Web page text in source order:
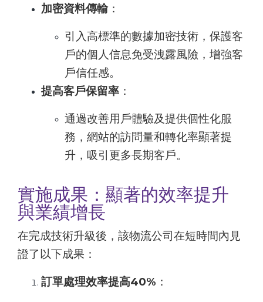
加密資料傳輸：
引入高標準的數據加密技術，保護客
戶的個人信息免受洩露風險，增強客
戶信任感。
提高客戶保留率 ：
通過改善用戶體驗及提供個性化服
務，網站的訪問量和轉化率顯著提
升，吸引更多長期客戶。
實施成果：顯著的效率提升
與業績增長
在完成技術升級後，該物流公司在短時間內見
證了以下成果：
訂單處理效率提高40% ：